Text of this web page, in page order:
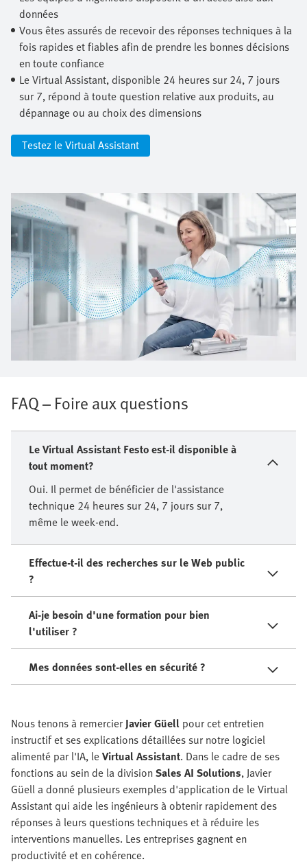
données
Vous êtes assurés de recevoir des réponses techniques à la
fois rapides et fiables afin de prendre les bonnes décisions
en toute confiance
Le Virtual Assistant, disponible 24 heures sur 24, 7 jours
sur 7, répond à toute question relative aux produits, au
dépannage ou au choix des dimensions
Testez le Virtual Assistant
FAQ – Foire aux questions
Le Virtual Assistant Festo est-il disponible à
tout moment?
Oui. Il permet de bénéficier de l'assistance
technique 24 heures sur 24, 7 jours sur 7,
même le week-end.
Effectue-t-il des recherches sur le Web public
?
Ai-je besoin d'une formation pour bien
l'utiliser ?
Mes données sont-elles en sécurité ?
Nous tenons à remercier Javier Güell pour cet entretien
instructif et ses explications détaillées sur notre logiciel
alimenté par l'IA, leVirtual Assistant. Dans le cadre de ses
fonctions au sein de la divisionSales AI Solutions, Javier
Güell a donné plusieurs exemples d'application de le Virtual
Assistant qui aide les ingénieurs à obtenir rapidement des
réponses à leurs questions techniques et à réduire les
interventions manuelles. Les entreprises gagnent en
productivité et en cohérence.